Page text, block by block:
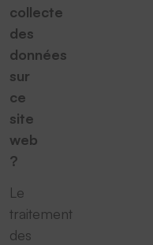
collecte
des
données
sur
ce
site
web
?
Le
traitement
des